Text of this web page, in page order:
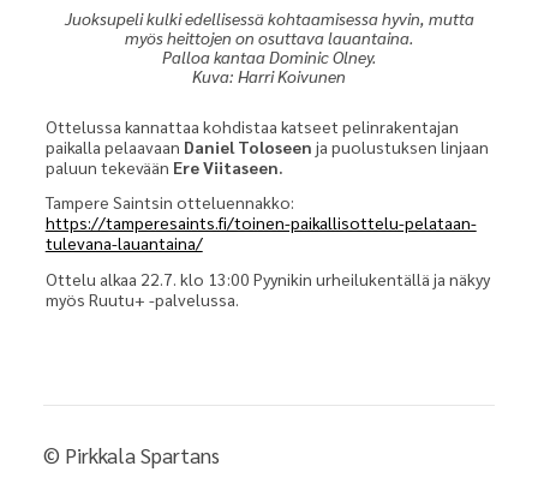
Juoksupeli kulki edellisessä kohtaamisessa hyvin, mutta
myös heittojen on osuttava lauantaina.
Palloa kantaa Dominic Olney.
Kuva: Harri Koivunen
Ottelussa kannattaa kohdistaa katseet pelinrakentajan
paikalla pelaavaan Daniel Toloseen ja puolustuksen linjaan
paluun tekevään Ere Viitaseen.
Tampere Saintsin otteluennakko:
https://tamperesaints.fi/toinen-paikallisottelu-pelataan-
tulevana-lauantaina/
Ottelu alkaa 22.7. klo 13:00 Pyynikin urheilukentällä ja näkyy
myös Ruutu+ -palvelussa.
© Pirkkala Spartans